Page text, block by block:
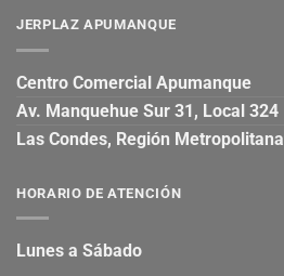
JERPLAZ APUMANQUE
Centro Comercial Apumanque
Av. Manquehue Sur 31, Local 324
Las Condes, Región Metropolitana
HORARIO DE ATENCIÓN
Lunes a Sábado